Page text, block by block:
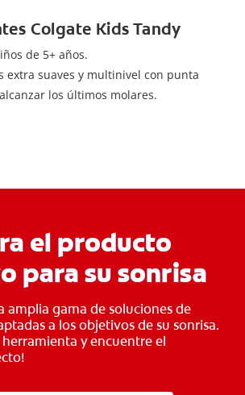
Colgate Kids Tandy
de 5+ años.
extra suaves y multinivel con punta
los últimos molares.
el producto
para su sonrisa
amplia gama de soluciones de
a los objetivos de su sonrisa.
herramienta y encuentre el